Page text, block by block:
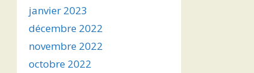
janvier 2023
décembre 2022
novembre 2022
octobre 2022